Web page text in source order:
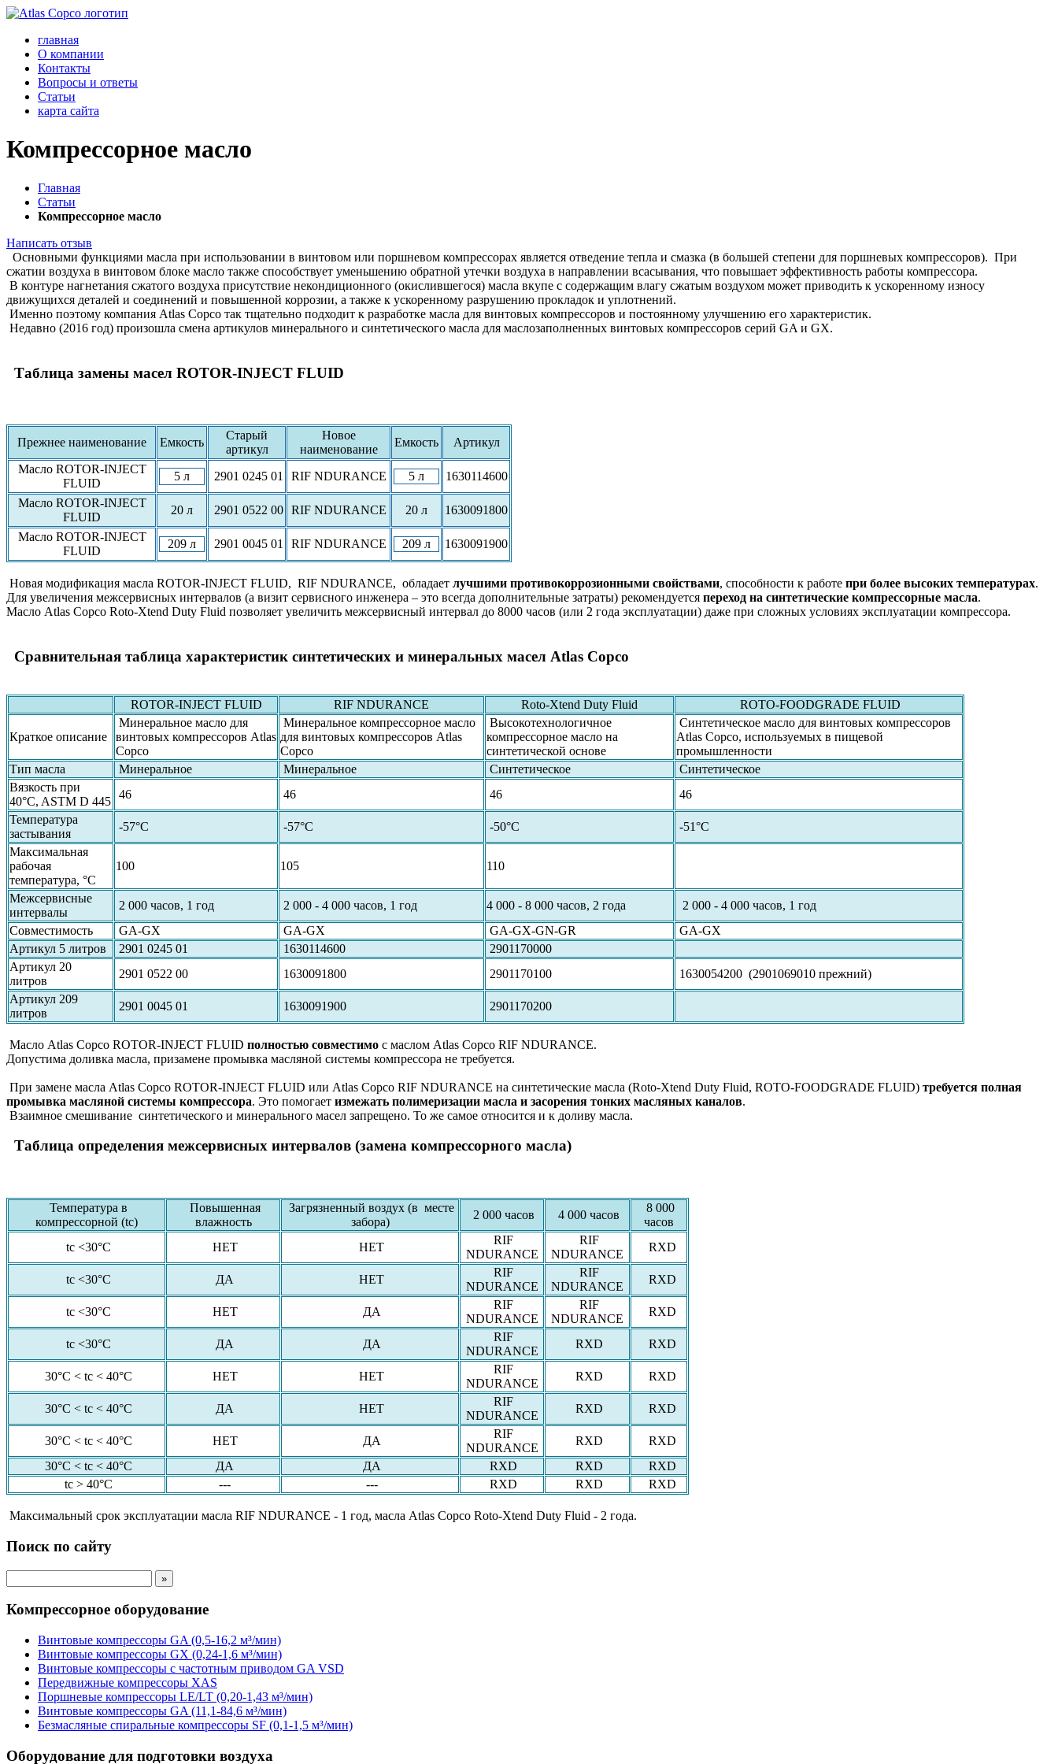
главная
О компании
Контакты
Вопросы и ответы
Статьи
карта сайта
Компрессорное масло
Главная
Статьи
Компрессорное масло
Написать отзыв
Основными функциями масла при использовании в винтовом или поршневом компрессорах является отведение тепла и смазка (в большей степени для поршневых компрессоров). При
сжатии воздуха в винтовом блоке масло также способствует уменьшению обратной утечки воздуха в направлении всасывания, что повышает эффективность работы компрессора.
В контуре нагнетания сжатого воздуха присутствие некондиционного (окислившегося) масла вкупе с содержащим влагу сжатым воздухом может приводить к ускоренному износу
движущихся деталей и соединений и повышенной коррозии, а также к ускоренному разрушению прокладок и уплотнений.
Именно поэтому компания Atlas Copco так тщательно подходит к разработке масла для винтовых компрессоров и постоянному улучшению его характеристик.
Недавно (2016 год) произошла смена артикулов минерального и синтетического масла для маслозаполненных винтовых компрессоров серий GA и GX.
Таблица замены масел ROTOR-INJECT FLUID
Прежнее наименование Емкость
Старый
артикул
Новое
наименование
Емкость
Артикул
Масло ROTOR-INJECT
FLUID
5 л 2901 0245 01 RIF NDURANCE 5 л
1630114600
Масло ROTOR-INJECT
FLUID
20 л 2901 0522 00 RIF NDURANCE 20 л
1630091800
Масло ROTOR-INJECT
FLUID
209 л 2901 0045 01 RIF NDURANCE 209 л 1630091900
Новая модификация масла ROTOR-INJECT FLUID, RIF NDURANCE, обладает лучшими противокоррозионными свойствами, способности к работе при более высоких температурах.
Для увеличения межсервисных интервалов (а визит сервисного инженера – это всегда дополнительные затраты) рекомендуется переход на синтетические компрессорные масла.
Масло Atlas Copco Roto-Xtend Duty Fluid позволяет увеличить межсервисный интервал до 8000 часов (или 2 года эксплуатации) даже при сложных условиях эксплуатации компрессора.
Сравнительная таблица характеристик синтетических и минеральных масел Atlas Copco
ROTOR-INJECT FLUID RIF NDURANCE Roto-Xtend Duty Fluid ROTO-FOODGRADE FLUID
Краткое описание
Минеральное масло для
винтовых компрессоров Atlas
Copco
Минеральное компрессорное масло
для винтовых компрессоров Atlas
Copco
Высокотехнологичное
компрессорное масло на
синтетической основе
Синтетическое масло для винтовых компрессоров
Atlas Copco, используемых в пищевой
промышленности
Тип масла
Минеральное Минеральное Синтетическое
Синтетическое
Вязкость при
40°C, ASTM D 445
46 46 46
46
Температура
застывания
-57°C -57°C -50°C
-51°C
Максимальная
рабочая
температура, °C
100 105 110
Межсервисные
интервалы
2 000 часов, 1 год 2 000 - 4 000 часов, 1 год 4 000 - 8 000 часов, 2 года
2 000 - 4 000 часов, 1 год
Совместимость
GA-GX GA-GX GA-GX-GN-GR
GA-GX
Артикул 5 литров
2901 0245 01 1630114600
2901170000
Артикул 20
литров
2901 0522 00 1630091800 2901170100
1630054200 (2901069010 прежний)
Артикул 209
литров
2901 0045 01 1630091900 2901170200
Масло Atlas Copco ROTOR-INJECT FLUID полностью совместимо с маслом Atlas Copco RIF NDURANCE.
Допустима доливка масла, призамене промывка масляной системы компрессора не требуется.
При замене масла Atlas Copco ROTOR-INJECT FLUID или Atlas Copco RIF NDURANCE на синтетические масла (Roto-Xtend Duty Fluid, ROTO-FOODGRADE FLUID) требуется полная
промывка масляной системы компрессора. Это помогает измежать полимеризации масла и засорения тонких масляных каналов.
Взаимное смешивание синтетического и минерального масел запрещено. То же самое относится и к доливу масла.
Таблица определения межсервисных интервалов (замена компрессорного масла)
Температура в
компрессорной (tc)
Повышенная
влажность
Загрязненный воздух (в месте
забора)
2 000 часов 4 000 часов
8 000
часов
tc <30°C
НЕТ НЕТ
RIF
NDURANCE
RIF
NDURANCE
RXD
tc <30°C ДА НЕТ
RIF
NDURANCE
RIF
NDURANCE
RXD
tc <30°C НЕТ ДА
RIF
NDURANCE
RIF
NDURANCE
RXD
tc <30°C ДА ДА
RIF
NDURANCE
RXD RXD
30°C < tc < 40°C НЕТ НЕТ
RIF
NDURANCE
RXD RXD
30°C < tc < 40°C ДА НЕТ
RIF
NDURANCE
RXD RXD
30°C < tc < 40°C НЕТ ДА
RIF
NDURANCE
RXD
RXD
30°C < tc < 40°C
ДА ДА RXD RXD
RXD
tc > 40°C
--- --- RXD RXD RXD
Максимальный срок эксплуатации масла RIF NDURANCE - 1 год, масла Atlas Copco Roto-Xtend Duty Fluid - 2 года.
Поиск по сайту
Компрессорное оборудование
Винтовые компрессоры GA (0,5-16,2 м³/мин)
Винтовые компрессоры GX (0,24-1,6 м³/мин)
Винтовые компрессоры с частотным приводом GA VSD
Передвижные компрессоры XAS
Поршневые компрессоры LE/LT (0,20-1,43 м³/мин)
Винтовые компрессоры GA (11,1-84,6 м³/мин)
Безмасляные спиральные компрессоры SF (0,1-1,5 м³/мин)
Оборудование для подготовки воздуха